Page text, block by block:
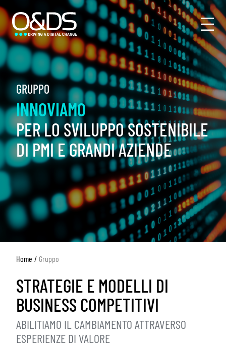
GRUPPO
INNOVIAMO
PER LO SVILUPPO SOSTENIBILE
DI PMI E GRANDI AZIENDE
Home Gruppo
STRATEGIE E MODELLI DI
BUSINESS COMPETITIVI
ABILITIAMO IL CAMBIAMENTO ATTRAVERSO
ESPERIENZE DI VALORE